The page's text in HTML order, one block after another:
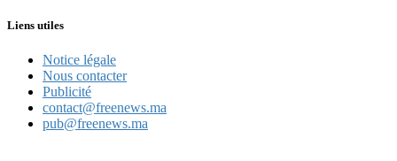
Liens utiles
Notice légale
Nous contacter
Publicité
contact@freenews.ma
pub@freenews.ma